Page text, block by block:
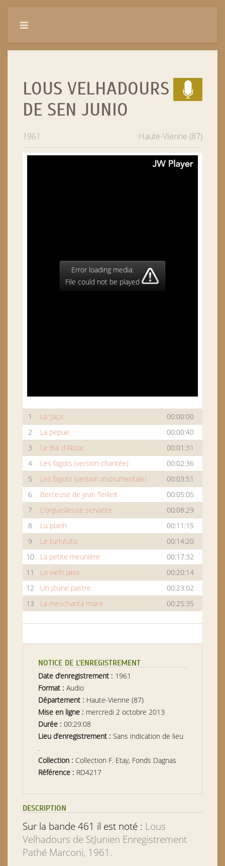
LOUS VELHADOURS
DE SEN JUNIO
1961 Haute-Vienne (87)
Error loading media:
File could not be played
1 La 'jaça
00:00:00
2
La pepue
00:00:40
3
Le Bal d'Abzac
00:01:31
4
Les fagots (version chantée)
00:02:36
5
Les fagots (version instrumentale)
00:03:51
6
Berceuse de Jean Teilleit
00:05:05
7
L'orgueilleuse servante
00:08:29
8
Lu planh
00:11:15
9
Le turlututu
00:14:20
10
La petite meunière
00:17:32
11
Lo vielh jalos
00:20:14
12
Un jòune pastre
00:23:02
13
La meschanta maire 00:25:35
NOTICE DE L’ENREGISTREMENT
Date d’enregistrement : 1961
Format : Audio
Département : Haute-Vienne (87)
Mise en ligne : mercredi 2 octobre 2013
Durée : 00:29:08
Lieu d’enregistrement : Sans indication de lieu
.
Collection : Collection F. Etay, Fonds Dagnas
Référence : RD4217
DESCRIPTION
Sur la bande 461 il est noté : Lous
Velhadours de StJunien Enregistrement
Pathé Marconi, 1961.